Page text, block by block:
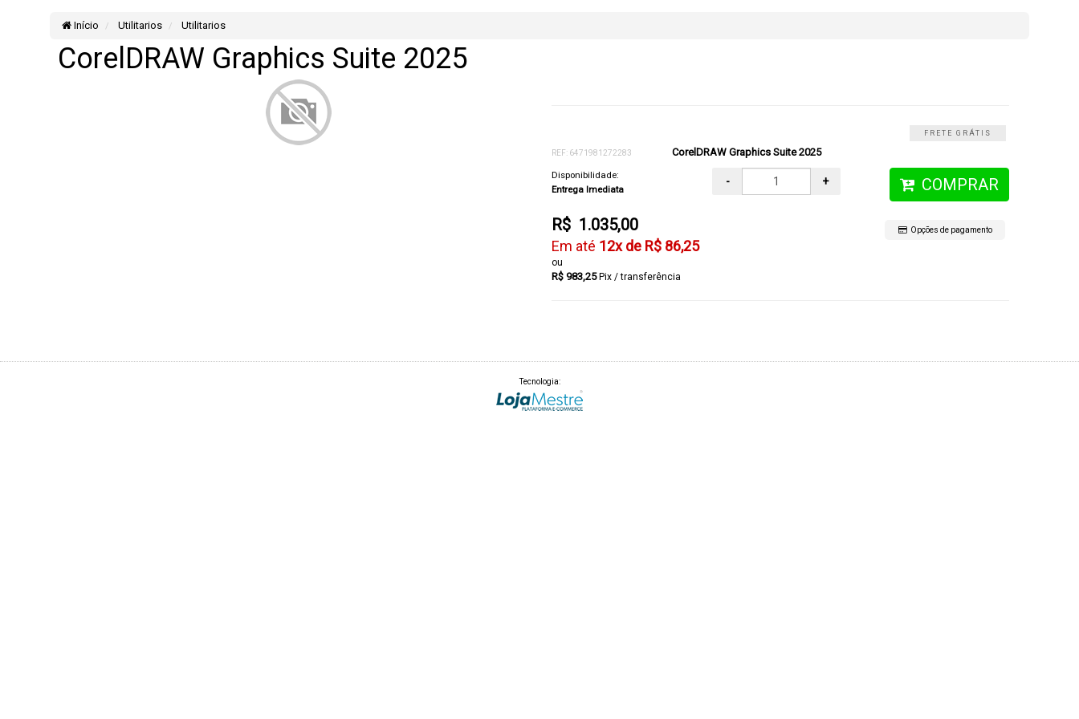
Início Utilitarios Utilitarios
CorelDRAW Graphics Suite 2025
FRETE GRÁTIS
REF: 6471981272283 CorelDRAW Graphics Suite 2025
Disponibilidade:
Entrega Imediata
- + COMPRAR
R$ 1.035,00
12x de R$ 86,25
R$ 983,25 Pix / transferência
Opções de pagamento
Tecnologia: